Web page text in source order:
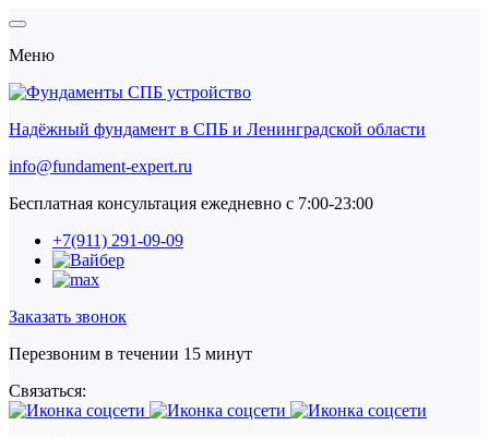
Меню
Надёжный фундамент в СПБ и Ленинградской области
info@fundament-expert.ru
Бесплатная консультация ежедневно с 7:00-23:00
+7(911) 291-09-09
Заказать звонок
Перезвоним в течении 15 минут
Связаться: